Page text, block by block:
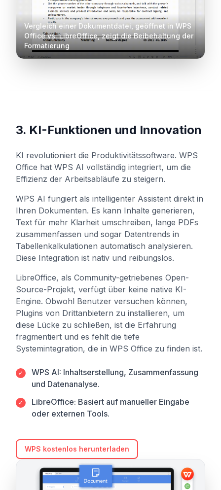
Vergleich einer Dokumentdatei, geöffnet in WPS
Office vs. LibreOffice, zeigt die Beibehaltung der
Formatierung
3. KI-Funktionen und Innovation
KI revolutioniert die Produktivitätssoftware. WPS
Office hat WPS AI vollständig integriert, um die
Effizienz der Arbeitsabläufe zu steigern.
WPS AI fungiert als intelligenter Assistent direkt in
Ihren Dokumenten. Es kann Inhalte generieren,
Text für mehr Klarheit umschreiben, lange PDFs
zusammenfassen und sogar Datentrends in
Tabellenkalkulationen automatisch analysieren.
Diese Integration ist nativ und reibungslos.
LibreOffice, als Community-getriebenes Open-
Source-Projekt, verfügt über keine native KI-
Engine. Obwohl Benutzer versuchen können,
Plugins von Drittanbietern zu installieren, um
diese Lücke zu schließen, ist die Erfahrung
fragmentiert und es fehlt die tiefe
Systemintegration, die in WPS Office zu finden ist.
✓
WPS AI: Inhaltserstellung, Zusammenfassung
und Datenanalyse.
✓
LibreOffice: Basiert auf manueller Eingabe
oder externen Tools.
WPS kostenlos herunterladen